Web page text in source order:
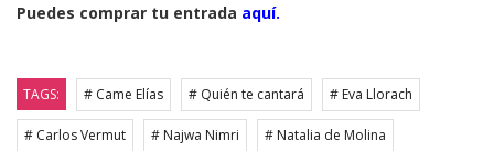
Puedes comprar tu entrada aquí.
TAGS: # Came Elías # Quién te cantará # Eva Llorach
# Carlos Vermut # Najwa Nimri # Natalia de Molina